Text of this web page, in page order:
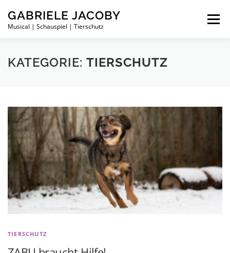
Inhalt
springen
GABRIELE JACOBY
Musical | Schauspiel | Tierschutz
Menü
PRIVAT KARRIERE TIERSCHUTZ
KATEGORIE: TIERSCHUTZ
TIERSCHUTZ